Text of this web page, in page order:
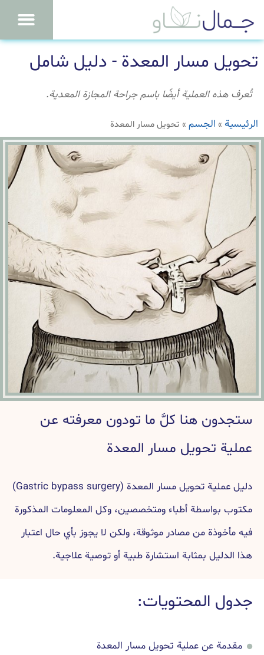
تحويل مسار المعدة - دليل شامل
تُعرف هذه العملية أيضًا باسم جراحة المجازة المعدية.
الرئيسية » الجسم » تحويل مسار المعدة
ستجدون هنا كلَّ ما تودون معرفته عن
عملية تحويل مسار المعدة
دليل عملية تحويل مسار المعدة (Gastric bypass surgery)
مكتوب بواسطة أطباء ومتخصصين، وكل المعلومات المذكورة
فيه مأخوذة من مصادر موثوقة، ولكن لا يجوز بأي حال اعتبار
هذا الدليل بمثابة استشارة طبية أو توصية علاجية.
جدول المحتويات:
مقدمة عن عملية تحويل مسار المعدة